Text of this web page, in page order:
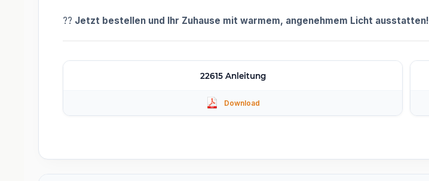
?? Jetzt bestellen und Ihr Zuhause mit warmem, angenehmem Licht ausstatten!
22615 Anleitung